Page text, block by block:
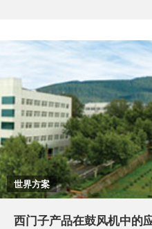
世界方案
西门子产品在鼓风机中的